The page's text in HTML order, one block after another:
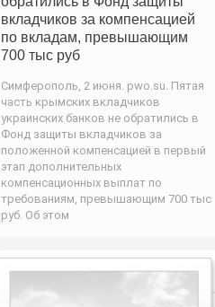
вкладчиков за компенсацией
по вкладам, превышающим
700 тыс руб
Симферополь, 2 июня. pwo.su. Пятая
часть крымских вкладчиков
украинских банков не обратились в
Фонд защиты вкладчиков за
положенной компенсацией в первый
этап дополнительных
компенсационных выплат по
требованиям, превышающим 700 тыс
руб. Об этом